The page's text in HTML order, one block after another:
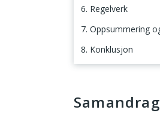
6. Regelverk
7. Oppsummering
8. Konklusjon
Samandrag